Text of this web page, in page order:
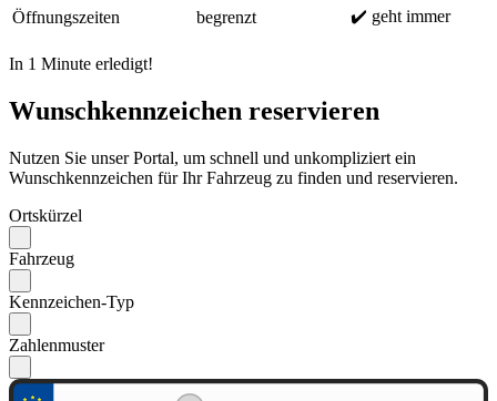
Öffnungszeiten begrenzt ✔️ geht immer
In 1 Minute erledigt!
Wunschkennzeichen reservieren
Nutzen Sie unser Portal, um schnell und unkompliziert ein
Wunschkennzeichen für Ihr Fahrzeug zu finden und reservieren.
Ortskürzel
Fahrzeug
Kennzeichen-Typ
Zahlenmuster